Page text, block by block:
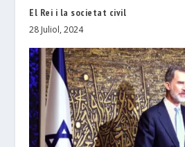
El Rei i la societat civil
28 Juliol, 2024